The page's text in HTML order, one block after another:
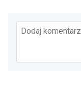
Dodaj komentarz